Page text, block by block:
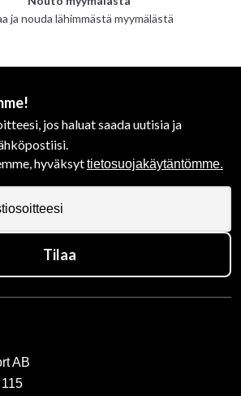
ja nouda lähimmästä myymälästä
jos haluat saada uutisia ja
hyväksyttietosuojakäytäntömme.
Tilaa
AB